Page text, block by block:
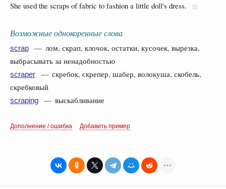
She used the scraps of fabric to fashion a little doll's dress.
Возможные однокоренные слова
scrap
— лом, скрап, клочок, остатки, кусочек, вырезка,
выбрасывать за ненадобностью
scraper
— скребок, скрепер, шабер, волокуша, скобель,
скребковый
scraping — выскабливание
Дополнение / ошибка Добавить пример